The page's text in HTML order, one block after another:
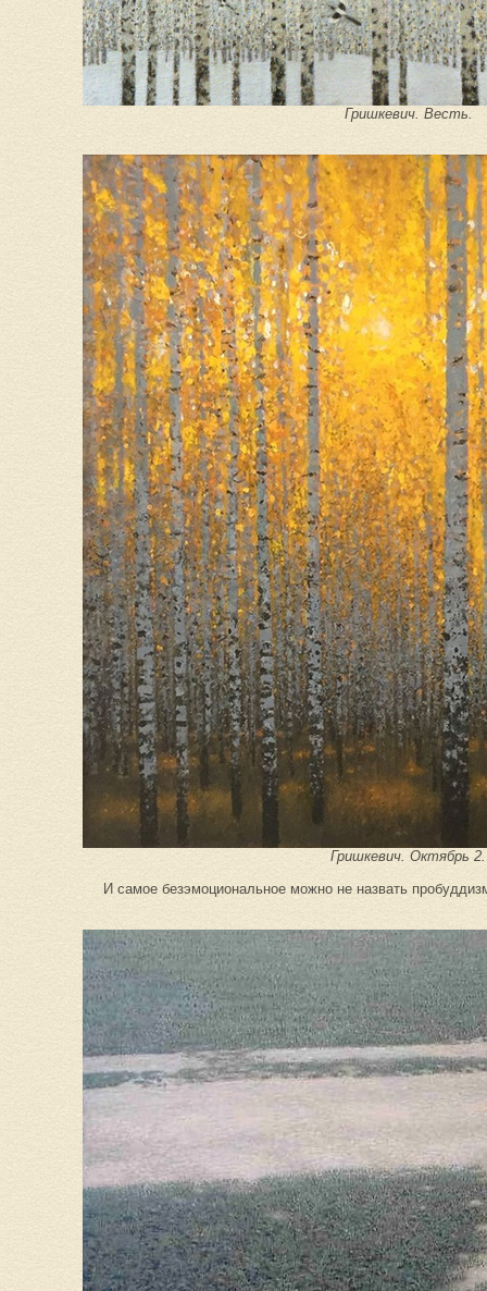
Гришкевич. Весть.
Гришкевич. Октябрь 2.
И самое безэмоциональное можно не назвать